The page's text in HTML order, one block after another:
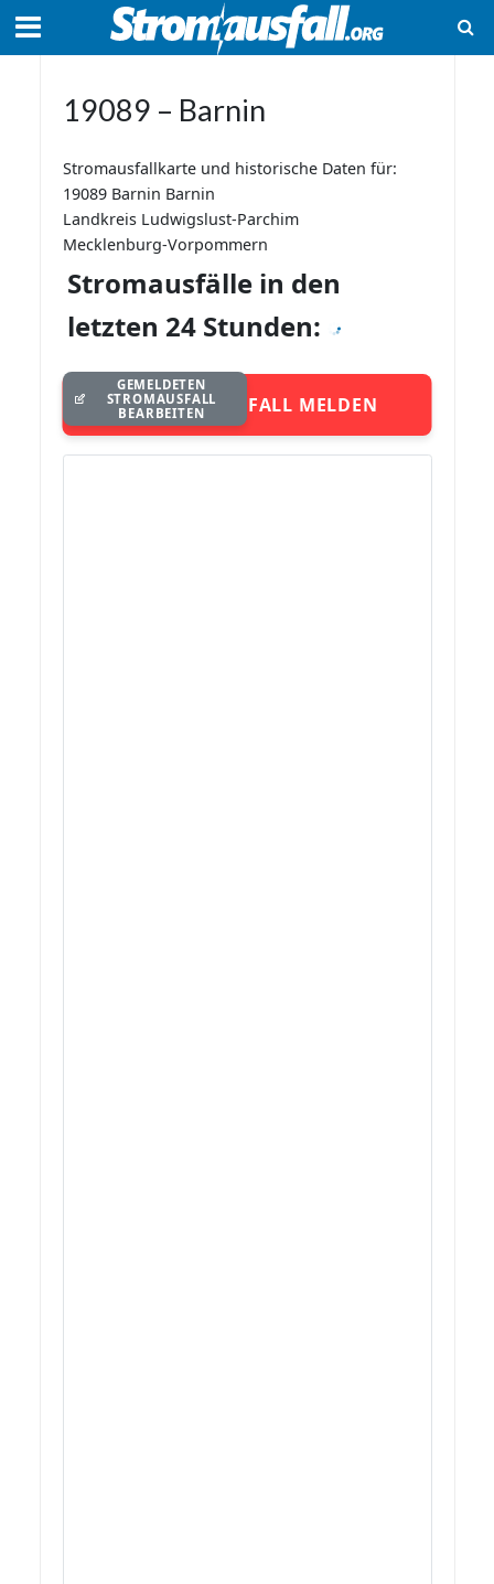
19089 – Barnin
Stromausfallkarte und historische Daten für:
19089 Barnin Barnin
Landkreis Ludwigslust-Parchim
Mecklenburg-Vorpommern
Stromausfälle in den
letzten 24 Stunden:
STROMAUSFALL MELDEN
GEMELDETEN
STROMAUSFALL
BEARBEITEN